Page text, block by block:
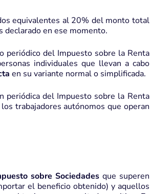
equivalentes al 20% del monto total
declarado en ese momento.
periódico del Impuesto sobre la Renta
individuales que llevan a cabo
en su variante normal o simplificada.
periódica del Impuesto sobre la Renta
trabajadores autónomos que operan
sobre Sociedadesque superen
el beneficio obtenido) y aquellos